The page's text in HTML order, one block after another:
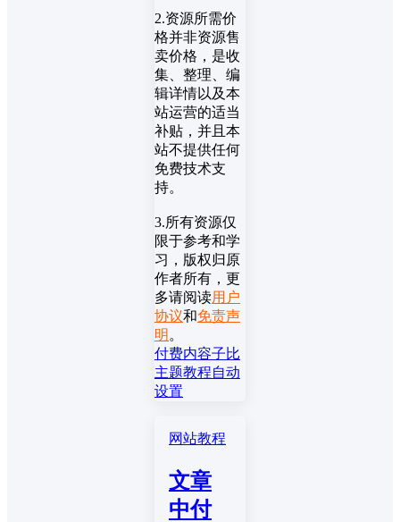
2.资源所需价
格并非资源售
卖价格，是收
集、整理、编
辑详情以及本
站运营的适当
补贴，并且本
站不提供任何
免费技术支
持。
3.所有资源仅
限于参考和学
习，版权归原
作者所有，更
多请阅读用户
协议和免责声
明 。
付费内容子比
主题教程自动
设置
网站教程
文章
中付